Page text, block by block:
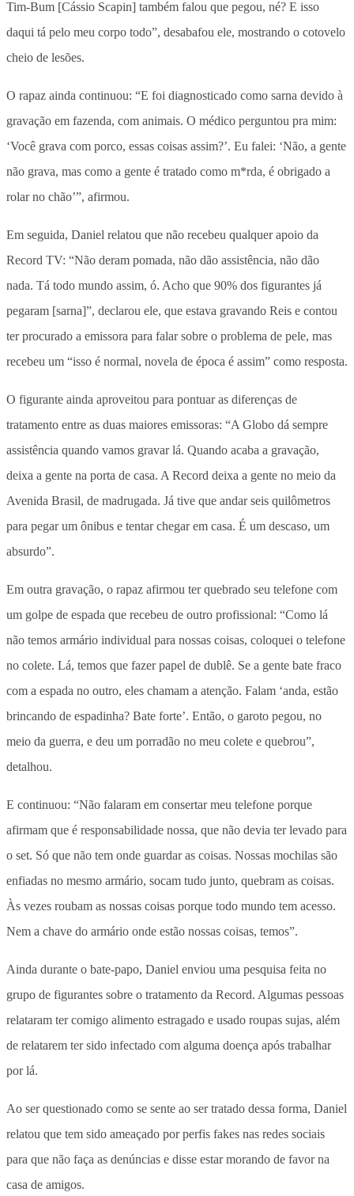
Tim-Bum [Cássio Scapin] também falou que pegou, né? E isso
daqui tá pelo meu corpo todo”, desabafou ele, mostrando o cotovelo
cheio de lesões.
O rapaz ainda continuou: “E foi diagnosticado como sarna devido à
gravação em fazenda, com animais. O médico perguntou pra mim:
‘Você grava com porco, essas coisas assim?’. Eu falei: ‘Não, a gente
não grava, mas como a gente é tratado como m*rda, é obrigado a
rolar no chão’”, afirmou.
Em seguida, Daniel relatou que não recebeu qualquer apoio da
Record TV: “Não deram pomada, não dão assistência, não dão
nada. Tá todo mundo assim, ó. Acho que 90% dos figurantes já
pegaram [sarna]”, declarou ele, que estava gravando Reis e contou
ter procurado a emissora para falar sobre o problema de pele, mas
recebeu um “isso é normal, novela de época é assim” como resposta.
O figurante ainda aproveitou para pontuar as diferenças de
tratamento entre as duas maiores emissoras: “A Globo dá sempre
assistência quando vamos gravar lá. Quando acaba a gravação,
deixa a gente na porta de casa. A Record deixa a gente no meio da
Avenida Brasil, de madrugada. Já tive que andar seis quilômetros
para pegar um ônibus e tentar chegar em casa. É um descaso, um
absurdo”.
Em outra gravação, o rapaz afirmou ter quebrado seu telefone com
um golpe de espada que recebeu de outro profissional: “Como lá
não temos armário individual para nossas coisas, coloquei o telefone
no colete. Lá, temos que fazer papel de dublê. Se a gente bate fraco
com a espada no outro, eles chamam a atenção. Falam ‘anda, estão
brincando de espadinha? Bate forte’. Então, o garoto pegou, no
meio da guerra, e deu um porradão no meu colete e quebrou”,
detalhou.
E continuou: “Não falaram em consertar meu telefone porque
afirmam que é responsabilidade nossa, que não devia ter levado para
o set. Só que não tem onde guardar as coisas. Nossas mochilas são
enfiadas no mesmo armário, socam tudo junto, quebram as coisas.
Às vezes roubam as nossas coisas porque todo mundo tem acesso.
Nem a chave do armário onde estão nossas coisas, temos”.
Ainda durante o bate-papo, Daniel enviou uma pesquisa feita no
grupo de figurantes sobre o tratamento da Record. Algumas pessoas
relataram ter comigo alimento estragado e usado roupas sujas, além
de relatarem ter sido infectado com alguma doença após trabalhar
por lá.
Ao ser questionado como se sente ao ser tratado dessa forma, Daniel
relatou que tem sido ameaçado por perfis fakes nas redes sociais
para que não faça as denúncias e disse estar morando de favor na
casa de amigos.